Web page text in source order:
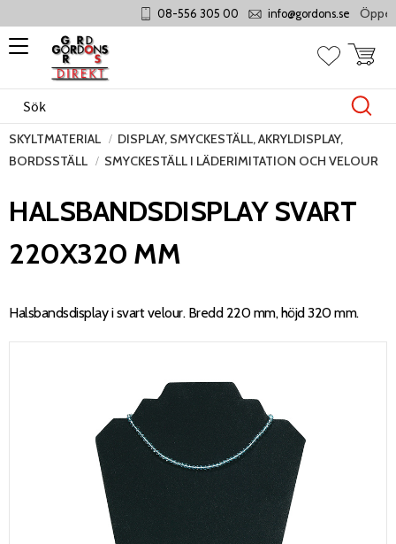
Meny
08-556 305 00 info@gordons.se Öppet
Favoriter
SKYLTMATERIAL
DISPLAY, SMYCKESTÄLL, AKRYLDISPLAY,
BORDSSTÄLL
SMYCKESTÄLL I LÄDERIMITATION OCH VELOUR
HALSBANDSDISPLAY SVART
220X320 MM
Halsbandsdisplay i svart velour. Bredd 220 mm, höjd 320 mm.